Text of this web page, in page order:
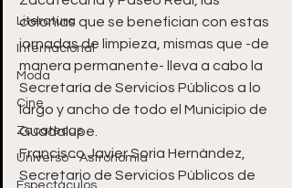
Literatura
Internacional
Moda
Cine
Zacatecas
Universo - Astronomía
Espectáculos
colonias que se benefician con estas
jornadas de limpieza, mismas que -de
manera permanente- lleva a cabo la
Secretaría de Servicios Públicos a lo
largo y ancho de todo el Municipio de
Guadalupe.
Francisco Javier Soria Hernández,
Secretario de Servicios Públicos de